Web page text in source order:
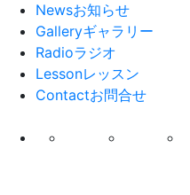
Newsお知らせ
Galleryギャラリー
Radioラジオ
Lessonレッスン
Contactお問合せ